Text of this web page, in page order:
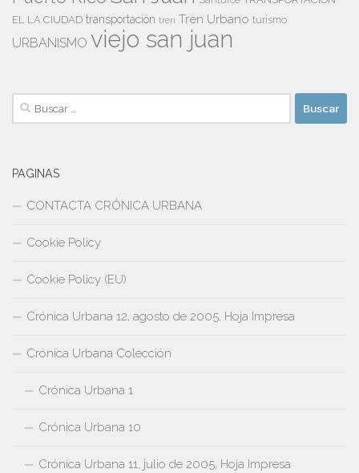
EL LA CIUDAD transportación tren Tren Urbano turismo
URBANISMO viejo san juan
Buscar:
PAGINAS
CONTACTA CRÓNICA URBANA
Cookie Policy
Cookie Policy (EU)
Crónica Urbana 12, agosto de 2005, Hoja Impresa
Crónica Urbana Colección
Crónica Urbana 1
Crónica Urbana 10
Crónica Urbana 11, julio de 2005, Hoja Impresa